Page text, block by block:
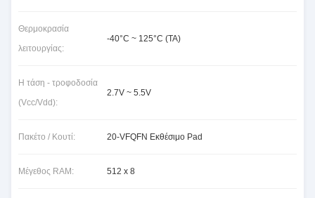
Θερμοκρασία
λειτουργίας:
-40°C ~ 125°C (TA)
Η τάση - τροφοδοσία
(Vcc/Vdd):
2.7V ~ 5.5V
Πακέτο / Κουτί: 20-VFQFN Εκθέσιμο Pad
Μέγεθος RAM: 512 x 8